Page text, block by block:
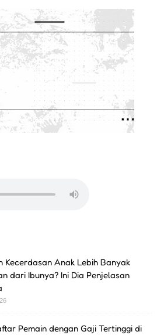
Kecerdasan Anak Lebih Banyak
dari Ibunya? Ini Dia Penjelasan
Pemain dengan Gaji Tertinggi di